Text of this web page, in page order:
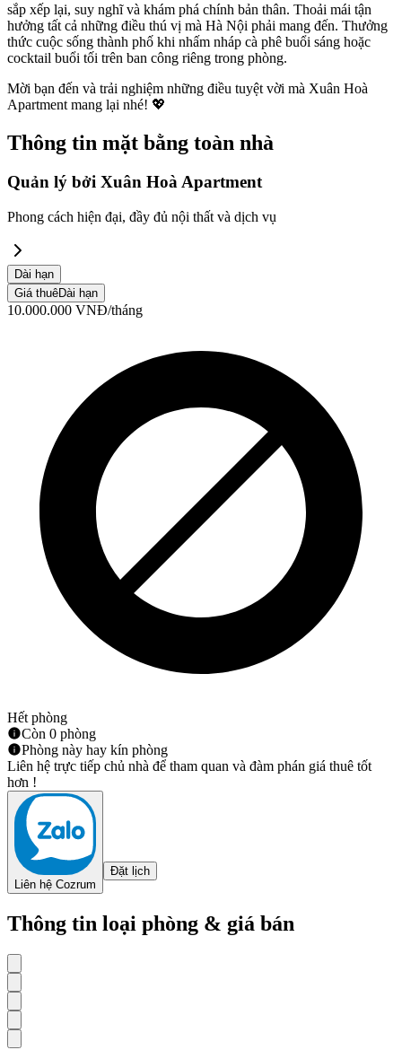
sắp xếp lại, suy nghĩ và khám phá chính bản thân. Thoải mái tận
hưởng tất cả những điều thú vị mà Hà Nội phải mang đến. Thưởng
thức cuộc sống thành phố khi nhấm nháp cà phê buổi sáng hoặc
cocktail buổi tối trên ban công riêng trong phòng.
Mời bạn đến và trải nghiệm những điều tuyệt vời mà Xuân Hoà
Apartment mang lại nhé! 💖
Thông tin mặt bằng toàn nhà
Quản lý bởi Xuân Hoà Apartment
Phong cách hiện đại, đầy đủ nội thất và dịch vụ
Dài hạn
Giá thuêDài hạn
10.000.000 VNĐ/tháng
Hết phòng
Còn 0 phòng
Phòng này hay kín phòng
Liên hệ trực tiếp chủ nhà để tham quan và đàm phán giá thuê tốt
hơn !
Liên hệ Cozrum
Đặt lịch
Thông tin loại phòng & giá bán